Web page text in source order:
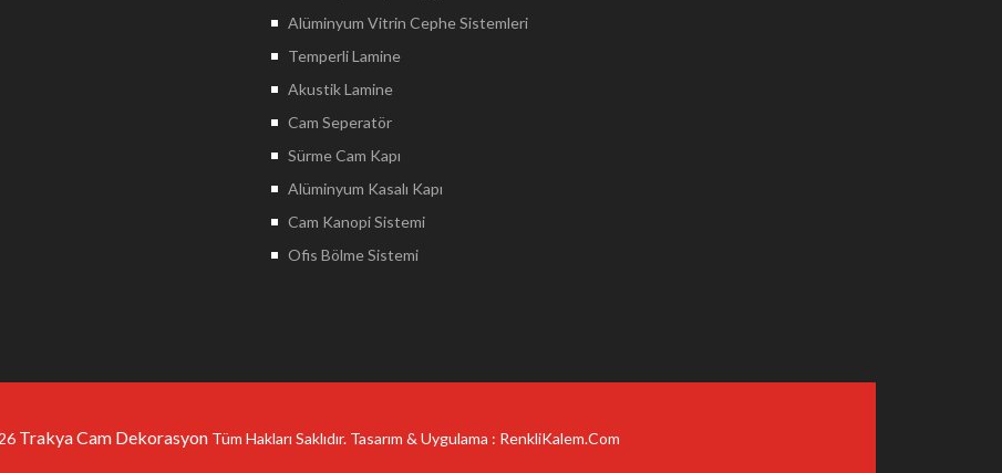
Alüminyum Vitrin Cephe Sistemleri
Temperli Lamine
Akustik Lamine
Cam Seperatör
Sürme Cam Kapı
Alüminyum Kasalı Kapı
Cam Kanopi Sistemi
Ofis Bölme Sistemi
Trakya Cam DekorasyonTüm Hakları Saklıdır. Tasarım & Uygulama : Çorlu Web Tasarım